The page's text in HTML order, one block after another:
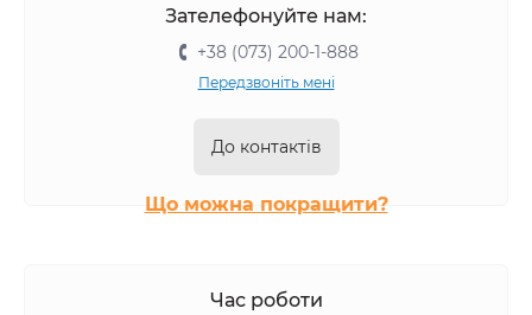
Зателефонуйте нам:
+38 (073) 200-1-888
Передзвоніть мені
До контактів
Що можна покращити?
Час роботи